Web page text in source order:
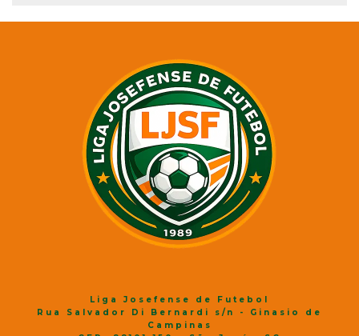
Liga Josefense de Futebol
Rua Salvador Di Bernardi s/n - Ginasio de
Campinas